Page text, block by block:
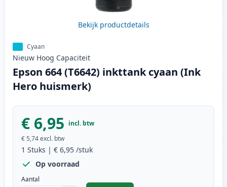
Bekijk productdetails
Cyaan
Nieuw Hoog Capaciteit
Epson 664 (T6642) inkttank cyaan (Ink
Hero huismerk)
€ 6,95 incl. btw
€ 5,74excl. btw
1 Stuks | € 6,95 /stuk
Op voorraad
Aantal